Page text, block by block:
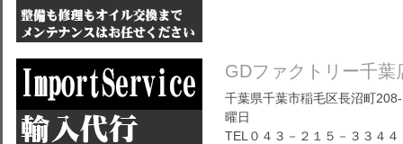
GDファクトリー千葉
千葉県千葉市稲毛区長沼町
曜日
TEL０４３－２１５－３３４４